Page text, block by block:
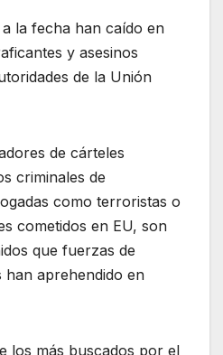
la fecha han caído en
y asesinos
de la Unión
de cárteles
criminales de
como terroristas o
cometidos en EU, son
que fuerzas de
han aprehendido en
los más buscados por el